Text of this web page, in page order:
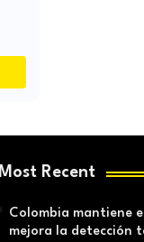
Most Recent
Colombia mantiene
mejora la detección